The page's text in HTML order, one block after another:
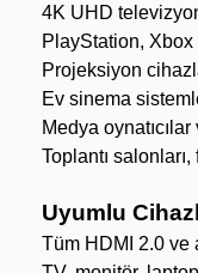
4K UHD
PlayStation, Xbox
Projeksiyon
Ev sinema
Medya
Toplantı
Uyumlu
Tüm HDMI 2.0 ve